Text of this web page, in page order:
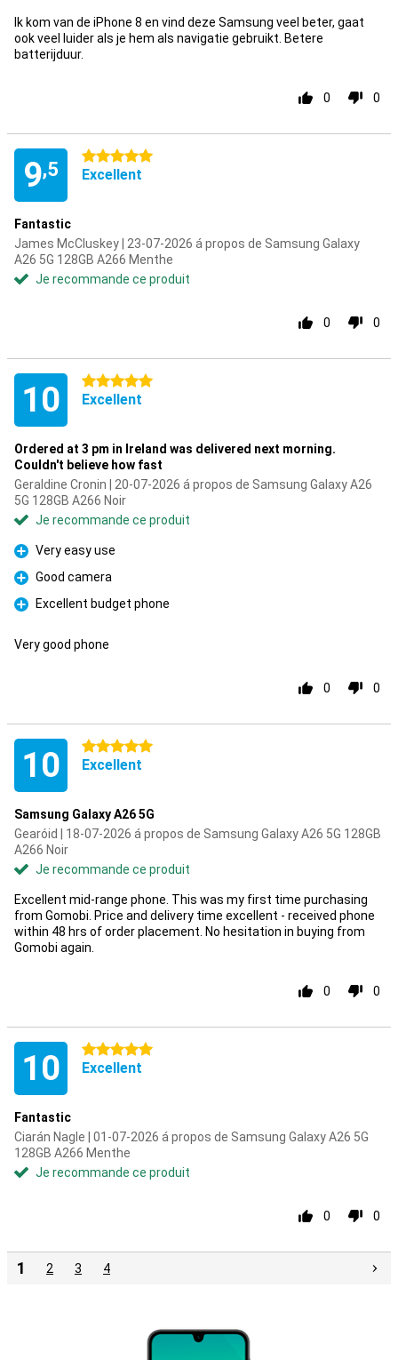
Ik kom van de iPhone 8 en vind deze Samsung veel beter, gaat
ook veel luider als je hem als navigatie gebruikt. Betere
batterijduur.
0 0
9,5
5 étoiles
Excellent
Fantastic
James McCluskey | 23-07-2026 á propos de Samsung Galaxy
A26 5G 128GB A266 Menthe
Je recommande ce produit
0 0
10 5 étoiles
Excellent
Ordered at 3 pm in Ireland was delivered next morning.
Couldn't believe how fast
Geraldine Cronin | 20-07-2026 á propos de Samsung Galaxy A26
5G 128GB A266 Noir
Je recommande ce produit
Pour
Very easy use
Pour
Good camera
Pour
Excellent budget phone
Very good phone
0 0
10 5 étoiles
Excellent
Samsung Galaxy A26 5G
Gearóid | 18-07-2026 á propos de Samsung Galaxy A26 5G 128GB
A266 Noir
Je recommande ce produit
Excellent mid-range phone. This was my first time purchasing
from Gomobi. Price and delivery time excellent - received phone
within 48 hrs of order placement. No hesitation in buying from
Gomobi again.
0 0
10 5 étoiles
Excellent
Fantastic
Ciarán Nagle | 01-07-2026 á propos de Samsung Galaxy A26 5G
128GB A266 Menthe
Je recommande ce produit
0 0
1 2 3 4